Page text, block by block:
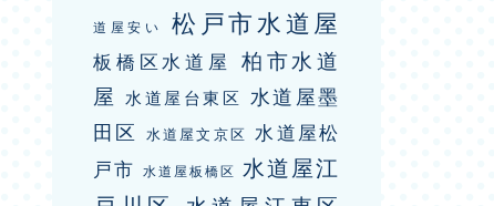
道屋安い 松戸市水道屋
板橋区水道屋
柏市水道
屋 水道屋台東区
水道屋墨
田区
水道屋文京区
水道屋松
戸市
水道屋板橋区
水道屋江